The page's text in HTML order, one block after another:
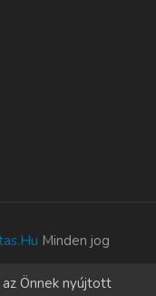
Minden jog
Önnek nyújtott